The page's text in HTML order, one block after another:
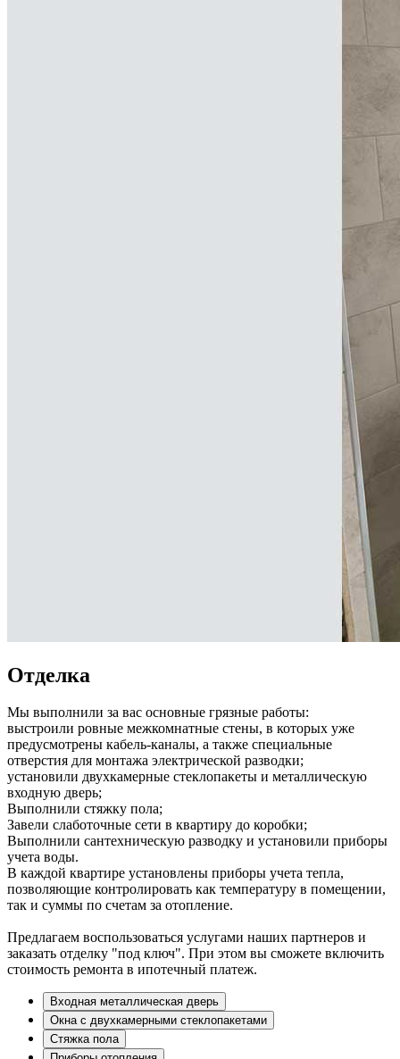
Отделка
Мы выполнили за вас основные грязные работы:
выстроили ровные межкомнатные стены, в которых уже
предусмотрены кабель-каналы, а также специальные
отверстия для монтажа электрической разводки;
установили двухкамерные стеклопакеты и металлическую
входную дверь;
Выполнили стяжку пола;
Завели слаботочные сети в квартиру до коробки;
Выполнили сантехническую разводку и установили приборы
учета воды.
В каждой квартире установлены приборы учета тепла,
позволяющие контролировать как температуру в помещении,
так и суммы по счетам за отопление.
Предлагаем воспользоваться услугами наших партнеров и
заказать отделку "под ключ". При этом вы сможете включить
стоимость ремонта в ипотечный платеж.
Входная металлическая дверь
Окна с двухкамерными стеклопакетами
Стяжка пола